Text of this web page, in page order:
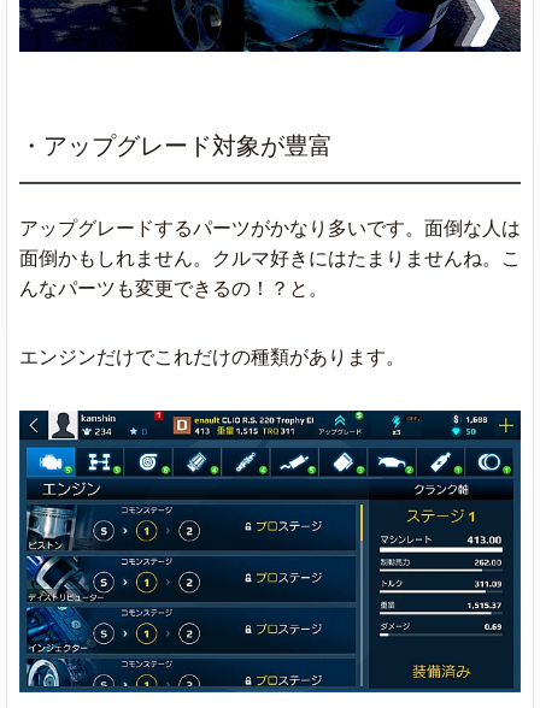
・アップグレード対象が豊富
アップグレードするパーツがかなり多いです。面倒な人は
面倒かもしれません。クルマ好きにはたまりませんね。こ
んなパーツも変更できるの！？と。
エンジンだけでこれだけの種類があります。